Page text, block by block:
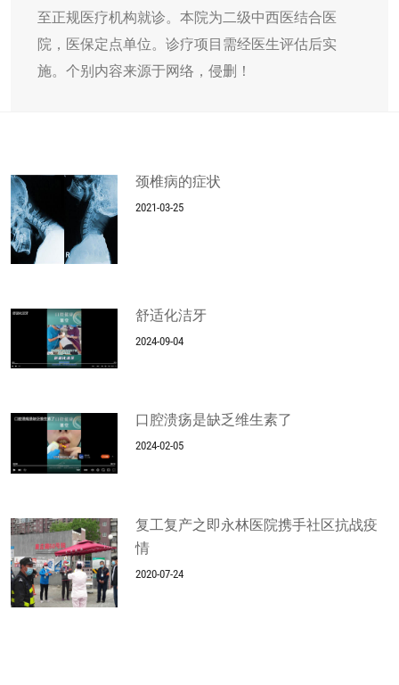
至正规医疗机构就诊。本院为二级中西医结合医
院，医保定点单位。诊疗项目需经医生评估后实
施。个别内容来源于网络，侵删！
颈椎病的症状
2021-03-25
舒适化洁牙
2024-09-04
口腔溃疡是缺乏维生素了
2024-02-05
复工复产之即永林医院携手社区抗战疫
情
2020-07-24